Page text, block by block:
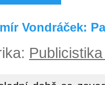
Vondráček: